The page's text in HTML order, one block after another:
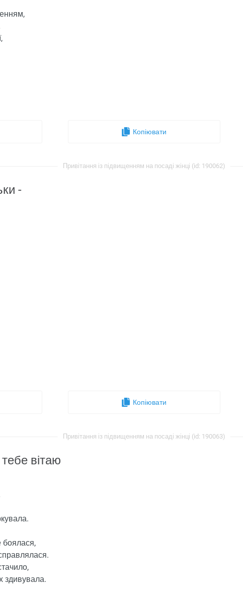
Копіювати
Привітання із підвищенням на посаді жінці (id: 190062)
-
Копіювати
Привітання із підвищенням на посаді жінці (id: 190063)
вітаю
здивувала.